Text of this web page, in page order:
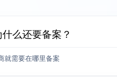
么还要备案？
就需要在哪里备案